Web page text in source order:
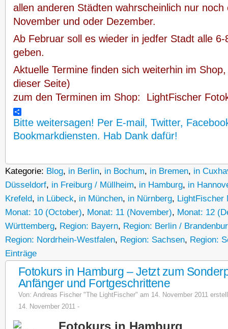
allen anderen Städten wahrscheinlich nur
November und oder Dezember.
Ab Februar soll es wieder in jedfer Stadt alle
geben.
Aktuelle Termine finden sich weiterhin im
dieser Seite)
zum den Terminen im Shop: LightFischer
Bitte weitersagen! Per E-mail, Twitter,
Bookmarkdiensten. Hab Dank dafür!
Kategorie: Blog, in Berlin, in Bochum, in Bremen, in
Düsseldorf, in Freiburg / Müllheim, in Hamburg, in
Krefeld, in Lübeck, in München, in Nürnberg, LightFischer
Monat: 10 (October), Monat: 11 (November), Monat: 12
Württemberg, Region: Bayern, Region: Berlin /
Region: Nordrhein-Westfalen, Region: Sachsen, Region:
Einträge
Fotokurs in Hamburg – Jetzt zum
Anfänger und Fortgeschrittene
Von: Andreas Fischer "The LightFischer" am 14. November 2011
14. November 2011 -